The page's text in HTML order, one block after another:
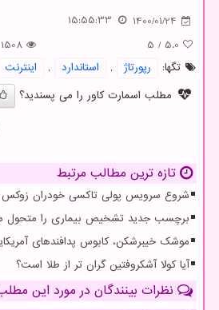
1400/01/24
15:55:33
5.0
/
5
1508
تگها:
رپورتاژ , استاندارد , اینترنت
مطلب اسمارت کاور را می پسندید؟
تازه ترین مطالب مرتبط
شروع سرویس پولی تاکسی خودران زوکس
برچسب جدید تشخیص بیماری را متحول
موشک خیبرشکن، کابوس پدافندهای
آیا کولا آشکروفتین گران تر از طلا است؟
نظرات بینندگان در مورد این